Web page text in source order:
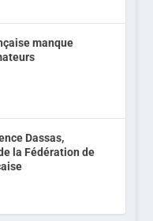
manque
Dassas,
la Fédération de